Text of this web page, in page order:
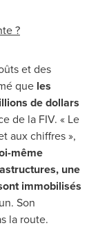
?
et des
que les
de dollars
de la FIV. « Le
aux chiffres »,
même
une
immobilisés
Son
la route.